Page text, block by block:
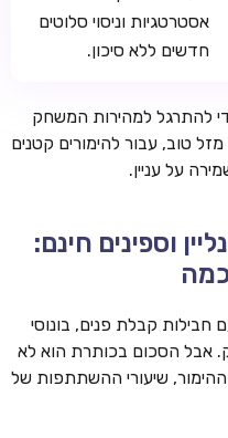
אסטרטגיות וניסוי סלוטים
חדשים ללא סיכון.
להתרגל למהירות המשחק
טוב, עבור להימורים קטנים
על עניין.
וספינים חינם:
חבילות קבלת פנים, בונוסי
אבל הסכום בכותרת הוא לא
שיעורי ההשתתפות של